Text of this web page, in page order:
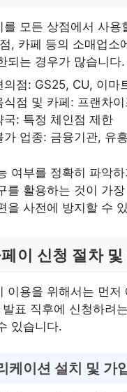
를 모든 상점에서 사
, 카페 등의 소매업소
되는 경우가 많습니다.
의점: GS25, CU, 이마
식점 및 카페: 프랜차
국: 특정 체인점 제한
가 업종: 금융기관, 유
여부를 정확히 파악
를 활용하는 것이 가
을 사전에 방지할 수
이 신청 절차 및
이용을 위해서는 먼
표 직후에 신청하려
있습니다.
케이션 설치 및 가